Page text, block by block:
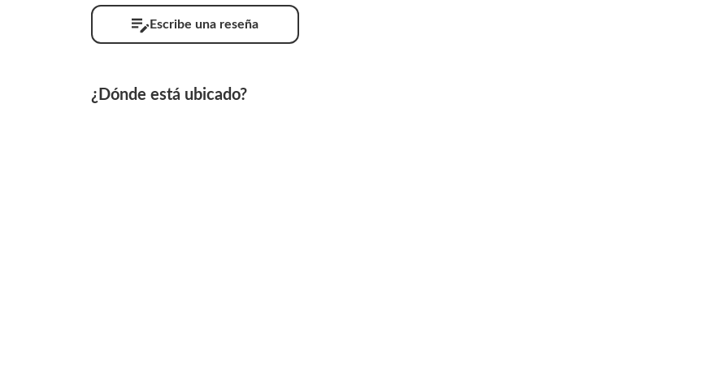
Escribe una reseña
¿Dónde está ubicado?